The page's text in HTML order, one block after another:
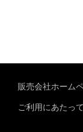
販売会社ホーム
ご利用にあたって